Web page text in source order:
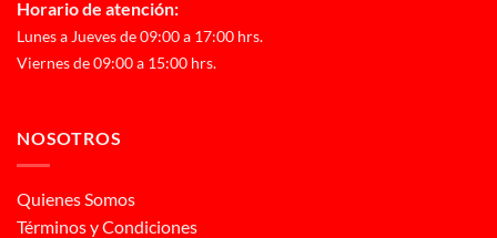
Horario de atención:
Lunes a Jueves de 09:00 a 17:00 hrs.
Viernes de 09:00 a 15:00 hrs.
NOSOTROS
Quienes Somos
Términos y Condiciones